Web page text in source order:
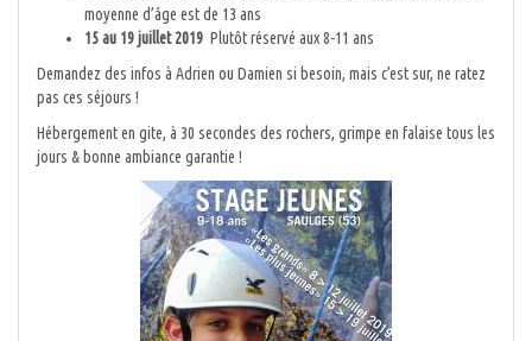
moyenne d’âge est de 13 ans
15 au 19 juillet 2019 Plutôt réservé aux 8-11 ans
Demandez des infos à Adrien ou Damien si besoin, mais c’est sur, ne ratez
pas ces séjours !
Hébergement en gite, à 30 secondes des rochers, grimpe en falaise tous les
jours & bonne ambiance garantie !